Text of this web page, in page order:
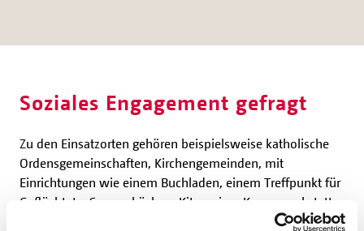
Soziales Engagement gefragt
Zu den Einsatzorten gehören beispielsweise katholische
Ordensgemeinschaften, Kirchengemeinden, mit
Einrichtungen wie einem Buchladen, einem Treffpunkt für
Geflüchtete, Suppenküchen, Kitas, einer Kerzenwerkstatt
oder katholische Schulen. Die jungen Freiwilligen erhalten